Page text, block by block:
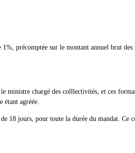
précomptée sur le montant annuel brut des
ministre chargé des colllectivités, et ces
étant agréée.
18 jours, pour toute la durée du mandat. Ce